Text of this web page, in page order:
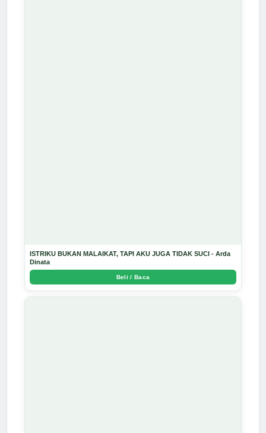
ISTRIKU BUKAN MALAIKAT, TAPI AKU JUGA TIDAK SUCI - Arda
Dinata
Beli / Baca